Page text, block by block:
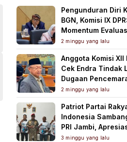
Pengunduran Diri
BGN, Komisi IX DPR:
Momentum
Menyeluruh
2 minggu yang lalu
Anggota Komisi XII
Cek Endra Tindak
Dugaan
Lingkungan PT
Mahkota Mas
2 minggu yang lalu
Patriot Partai
Indonesia
PRI Jambi,
Kesiapan dan
3 minggu yang lalu